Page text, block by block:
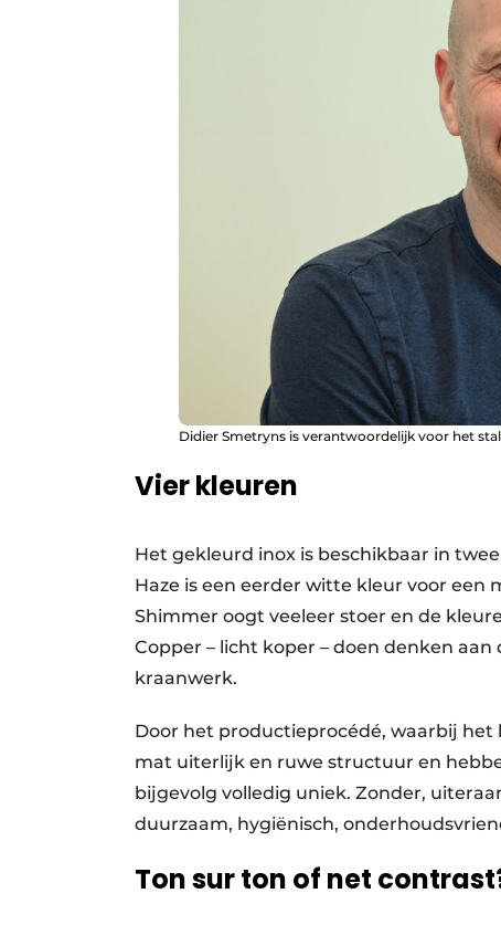
Didier Smetryns is verantwoordelijk voor het
Vier kleuren
Het gekleurd inox is beschikbaar in
Haze is een eerder witte kleur voor
Shimmer oogt veeleer stoer en de
Copper – licht koper – doen denken
kraanwerk.
Door het productieprocédé, waarbij
mat uiterlijk en ruwe structuur en
bijgevolg volledig uniek. Zonder,
duurzaam, hygiënisch,
Ton sur ton of net